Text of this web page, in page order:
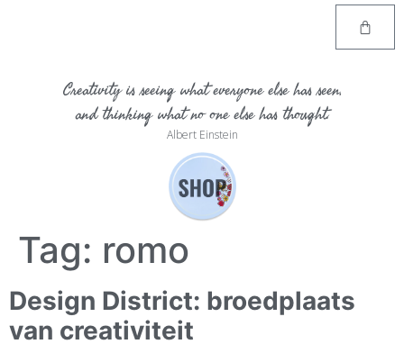
Creativity is seeing what everyone else has seen,
and thinking what no one else has thought.
Albert Einstein
Tag: romo
Design District: broedplaats
van creativiteit